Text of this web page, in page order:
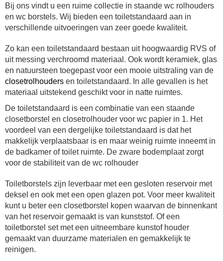
Bij ons vindt u een ruime collectie in staande wc rolhouders
en wc borstels. Wij bieden een toiletstandaard aan in
verschillende uitvoeringen van zeer goede kwaliteit.
Zo kan een toiletstandaard bestaan uit hoogwaardig RVS of
uit messing verchroomd materiaal. Ook wordt keramiek, glas
en natuursteen toegepast voor een mooie uitstraling van de
closetrolhouders en toiletstandaard. In alle gevallen is het
materiaal uitstekend geschikt voor in natte ruimtes.
De toiletstandaard is een combinatie van een staande
closetborstel en closetrolhouder voor wc papier in 1. Het
voordeel van een dergelijke toiletstandaard is dat het
makkelijk verplaatsbaar is en maar weinig ruimte inneemt in
de badkamer of toilet ruimte. De zware bodemplaat zorgt
voor de stabiliteit van de wc rolhouder
Toiletborstels zijn leverbaar met een gesloten reservoir met
deksel en ook met een open glazen pot. Voor meer kwaliteit
kunt u beter een closetborstel kopen waarvan de binnenkant
van het reservoir gemaakt is van kunststof. Of een
toiletborstel set met een uitneembare kunstof houder
gemaakt van duurzame materialen en gemakkelijk te
reinigen.